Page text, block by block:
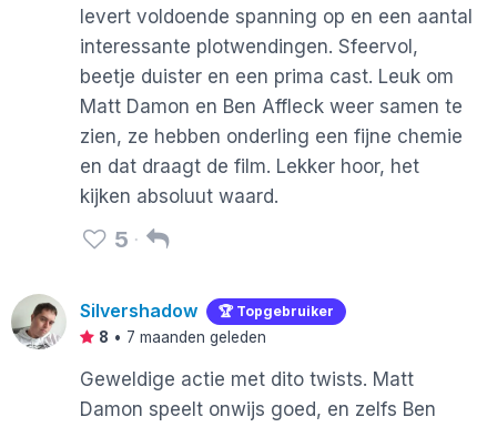
levert voldoende spanning op en een aantal
interessante plotwendingen. Sfeervol,
beetje duister en een prima cast. Leuk om
Matt Damon en Ben Affleck weer samen te
zien, ze hebben onderling een fijne chemie
en dat draagt de film. Lekker hoor, het
kijken absoluut waard.
5
Silvershadow 🏆 Topgebruiker
8 • 7 maanden geleden
Geweldige actie met dito twists. Matt
Damon speelt onwijs goed, en zelfs Ben